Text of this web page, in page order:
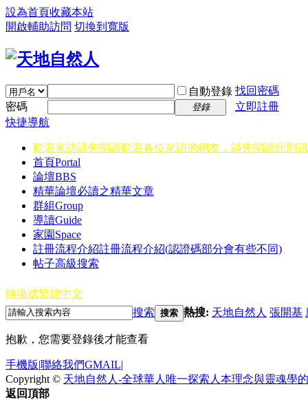
設為首頁收藏本站
開啟輔助訪問 切換到寬版
自動登錄 找回密碼
密碼
登錄
立即註冊
快捷導航
歡迎來訪請先閱讀歡迎各位來訪的網友，請先閱讀此則
首頁Portal
論壇BBS
精華論壇必讀之精華文章
群組Group
導讀Guide
家園 Space
註冊流程介紹註冊流程介紹(認證碼部分會有些不同)
帖子高級搜索
轉換成繁體中文
搜索 搜索 熱搜: 天地自然人 張開基
抱歉，您需要登錄後才能查看
手機版|聯絡我們GMAIL|
Copyright © 天地自然人-全球華人唯一探索人本理念與靈魂學
返回頂部